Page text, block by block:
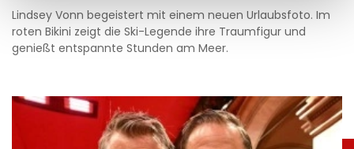
Lindsey Vonn begeistert mit einem neuen Urlaubsfoto. Im
roten Bikini zeigt die Ski-Legende ihre Traumfigur und
genießt entspannte Stunden am Meer.